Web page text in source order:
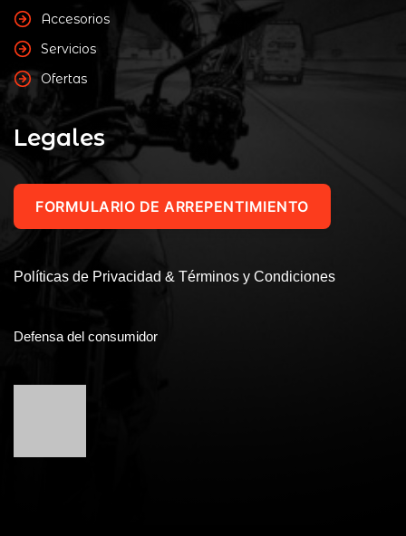
Accesorios
Servicios
Ofertas
Legales
FORMULARIO DE ARREPENTIMIENTO
Políticas de Privacidad & Términos y Condiciones
Defensa del consumidor